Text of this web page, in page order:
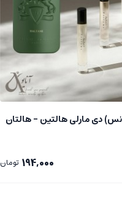
دی مارلی هالتین – هالتان
194,000 تومان